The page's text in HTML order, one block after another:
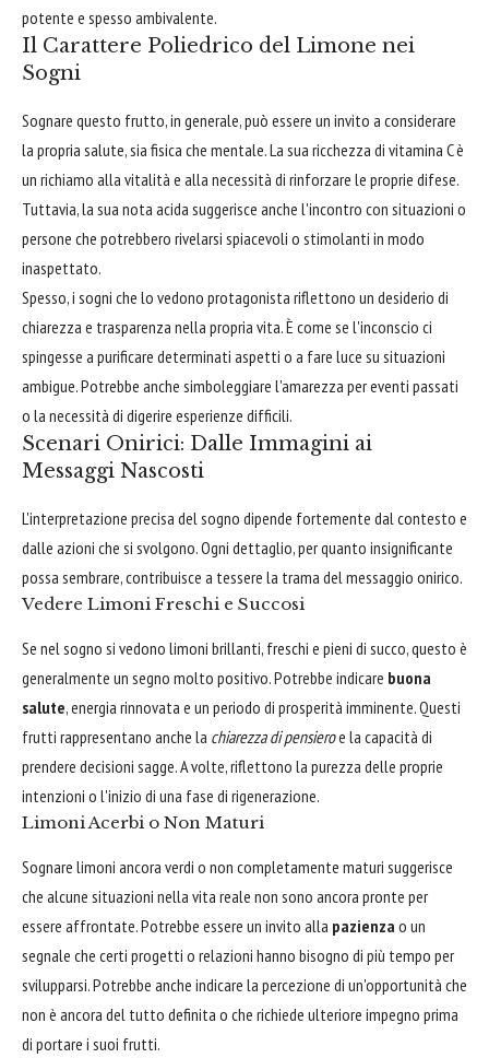
potente e spesso ambivalente.
Il Carattere Poliedrico del Limone nei
Sogni
Sognare questo frutto, in generale, può essere un invito a considerare
la propria salute, sia fisica che mentale. La sua ricchezza di vitamina C è
un richiamo alla vitalità e alla necessità di rinforzare le proprie difese.
Tuttavia, la sua nota acida suggerisce anche l'incontro con situazioni o
persone che potrebbero rivelarsi spiacevoli o stimolanti in modo
inaspettato.
Spesso, i sogni che lo vedono protagonista riflettono un desiderio di
chiarezza e trasparenza nella propria vita. È come se l'inconscio ci
spingesse a purificare determinati aspetti o a fare luce su situazioni
ambigue. Potrebbe anche simboleggiare l'amarezza per eventi passati
o la necessità di digerire esperienze difficili.
Scenari Onirici: Dalle Immagini ai
Messaggi Nascosti
L'interpretazione precisa del sogno dipende fortemente dal contesto e
dalle azioni che si svolgono. Ogni dettaglio, per quanto insignificante
possa sembrare, contribuisce a tessere la trama del messaggio onirico.
Vedere Limoni Freschi e Succosi
Se nel sogno si vedono limoni brillanti, freschi e pieni di succo, questo è
generalmente un segno molto positivo. Potrebbe indicare buona
salute, energia rinnovata e un periodo di prosperità imminente. Questi
frutti rappresentano anche la chiarezza di pensieroe la capacità di
prendere decisioni sagge. A volte, riflettono la purezza delle proprie
intenzioni o l'inizio di una fase di rigenerazione.
Limoni Acerbi o Non Maturi
Sognare limoni ancora verdi o non completamente maturi suggerisce
che alcune situazioni nella vita reale non sono ancora pronte per
essere affrontate. Potrebbe essere un invito alla pazienza o un
segnale che certi progetti o relazioni hanno bisogno di più tempo per
svilupparsi. Potrebbe anche indicare la percezione di un'opportunità che
non è ancora del tutto definita o che richiede ulteriore impegno prima
di portare i suoi frutti.